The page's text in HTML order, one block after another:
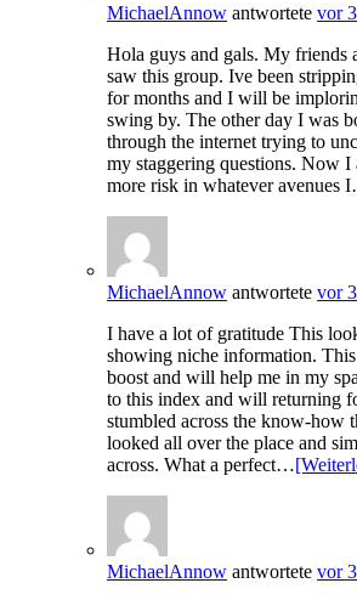
MichaelAnnow antwortete vor
Hola guys and gals. My friends
saw this group. Ive been
for months and I will be
swing by. The other day I was
through the internet trying to
my staggering questions. Now I
more risk in whatever avenues
MichaelAnnow antwortete vor
I have a lot of gratitude This
showing niche information. This
boost and will help me in my
to this index and will returning
stumbled across the know-how
looked all over the place and
across. What a perfect…
MichaelAnnow antwortete vor